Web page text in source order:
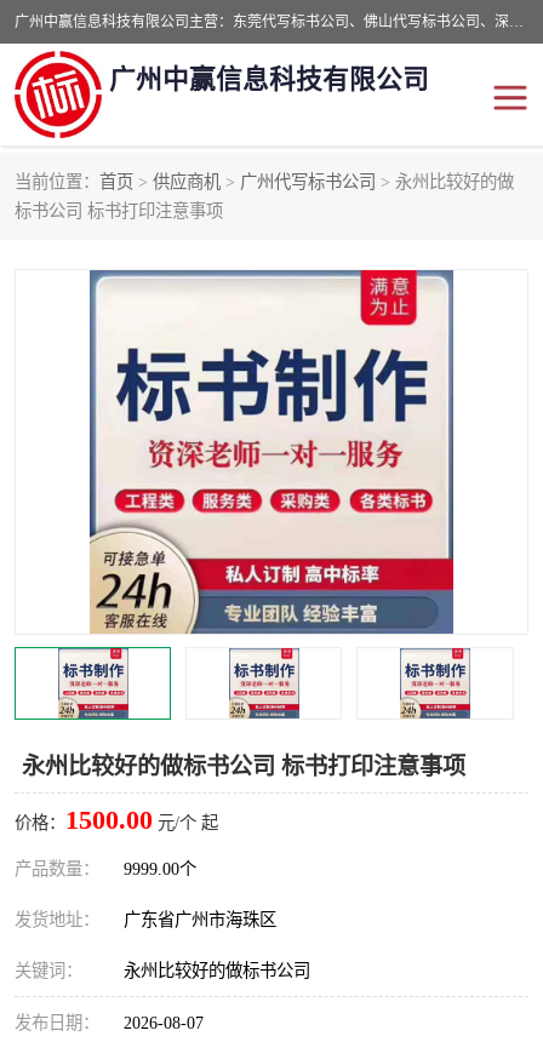
广州中赢信息科技有限公司主营：东莞代写标书公司、佛山代写标书公司、深圳代写标书公司等,食品类标书、工程类类标书,经验丰富的标书制作团队,24小时加急服务,多对一服务。
广州中赢信息科技有限公司
当前位置： 首页 > 供应商机 > 广州代写标书公司 > 永州比较好的做
标书公司 标书打印注意事项
永州比较好的做标书公司 标书打印注意事项
价格： 1500.00 元/个 起
产品数量： 9999.00个
发货地址： 广东省广州市海珠区
关键词： 永州比较好的做标书公司
发布日期： 2026-08-07
东莞代写标书公司
深圳代写标书公司 广州代写标书公司